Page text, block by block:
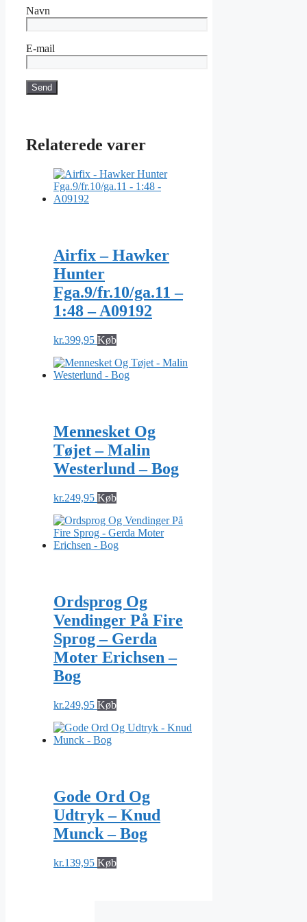
Navn
E-mail
Relaterede varer
Airfix – Hawker
Hunter
Fga.9/fr.10/ga.11 –
1:48 – A09192
kr.399,95 Køb
Mennesket Og
Tøjet – Malin
Westerlund – Bog
kr.249,95 Køb
Ordsprog Og
Vendinger På Fire
Sprog – Gerda
Moter Erichsen –
Bog
kr.249,95 Køb
Gode Ord Og
Udtryk – Knud
Munck – Bog
kr.139,95 Køb